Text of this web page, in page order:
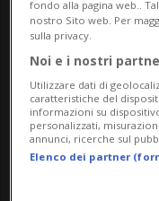
CANTONE/SVIZZERA
Ticino più
pandemia
duramente
fondo alla pagina web..
nostro Sito web. Per
sulla privacy.
Noi e i nostri
Utilizzare dati di
caratteristiche del
informazioni su
personalizzati,
annunci, ricerche sul
Elenco dei partner